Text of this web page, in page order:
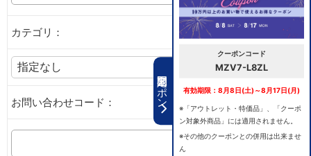
期間限定クーポン
クーポンコード
MZV7-L8ZL
有効期限：8月8日(土)～8月17日(月)
※「アウトレット・特価品」、「クーポ
ン対象外商品」には適用されません。
※その他のクーポンとの併用は出来ませ
ん
カテゴリ：
お問い合わせコード：